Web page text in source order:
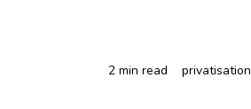
2 min read privatisation